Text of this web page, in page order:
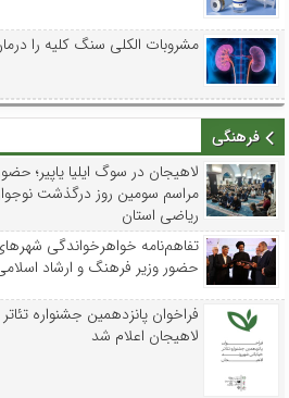
مشروبات الکلی سنگ کلیه را
فرهنگی
لاهیجان در سوگ ایلیا یاپیر؛
ریاضی استان
تفاهم‌نامه خواهرخواندگی
حضور وزیر فرهنگ و ارشاد
فراخوان پانزدهمین جشنواره
لاهیجان اعلام شد